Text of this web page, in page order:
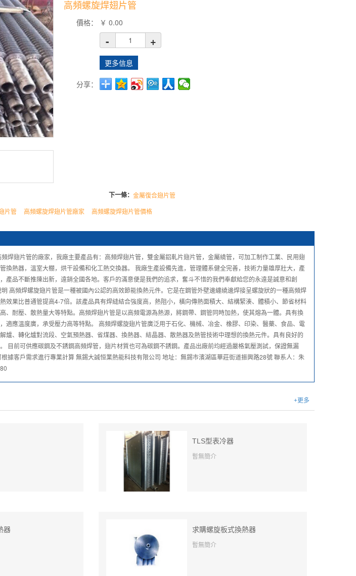
高頻螺旋焊翅片管
價格：
￥ 0.00
- +
更多信息
分享：
下一條： 金屬復合翅片管
片管 高頻螺旋焊翅片管廠家 高頻螺旋焊翅片管價格
焊翅片管的廠家，我廠主要產品有：高頻焊翅片管，雙金屬鋁軋片翅片管，金屬繞管，可加工制作工業、民用翅
換熱器，溫室大棚，烘干設備和化工熱交換器。 我廠生產設備先進，管理體系健全完善，技術力量雄厚壯大，產
產品不斷推陳出新，遠銷全國各地。客戶的滿意便是我們的追求，奮斗不惜的我們奉獻給您的永遠是誠意和創
高頻焊螺旋翅片管是一種被國內公認的高效節能換熱元件。它是在鋼管外壁邊纏繞邊焊接呈螺旋狀的一種高頻焊
效果比普通管提高4-7倍。該產品具有焊縫結合強度高，熱阻小，橫向傳熱面積大、結構緊湊、體積小、節省材料
、耐壓、散熱量大等特點。高頻焊翅片管是以高頻電源為熱源，將鋼帶、鋼管同時加熱，使其熔為一體。具有換
適應溫度廣，承受壓力高等特點。 高頻焊螺旋翅片管廣泛用于石化、機械、冶金、橡膠、印染、醫藥、食品、電
爐、轉化爐對流段、空氣預熱器、省煤器、換熱器、結晶器、散熱器及熱管技術中理想的換熱元件。具有良好的
目前可供應碳鋼及不銹鋼高頻焊管，翅片材質也可為碳鋼不銹鋼。產品出廠前均經過嚴格氣壓測試，保證無漏
據客戶需求進行專業計算 無錫大誠恒業熱能科技有限公司 地址：無錫市濱湖區華莊街道振興路28號 聯系人：朱
+更多
TLS型表冷器
暫無簡介
器 求購螺旋板式換熱器
暫無簡介